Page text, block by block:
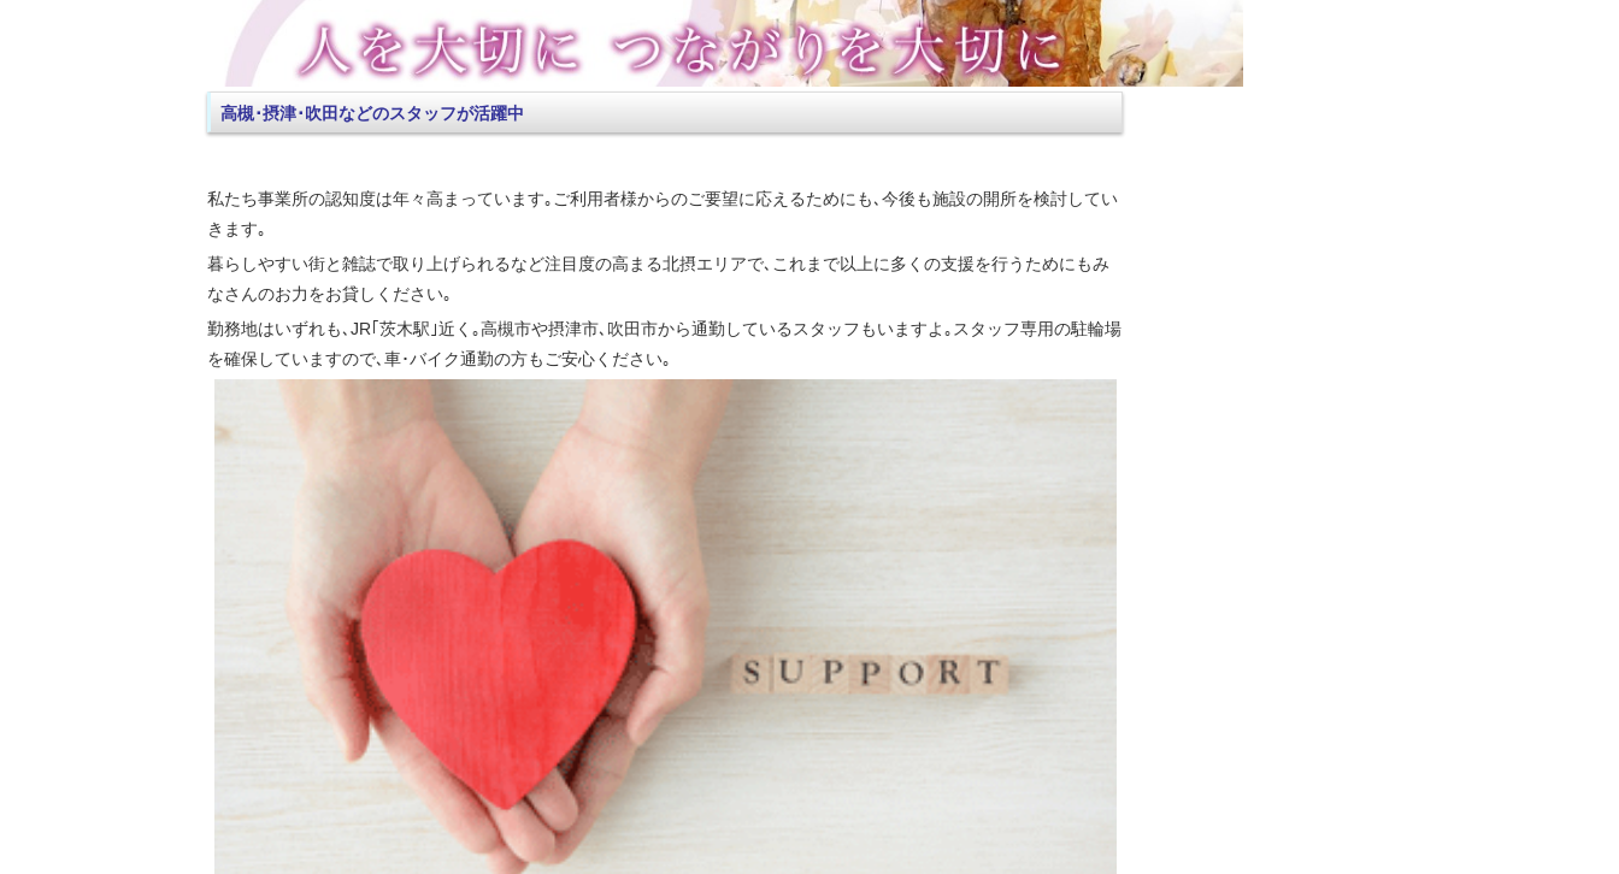
高槻･摂津･吹田などのスタッフが活躍中
私たち事業所の認知度は年々高まっています｡ご利用者様からのご要望に応えるためにも､今後も施設の開所を検討してい
きます｡
暮らしやすい街と雑誌で取り上げられるなど注目度の高まる北摂エリアで､これまで以上に多くの支援を行うためにもみ
なさんのお力をお貸しください｡
勤務地はいずれも､JR｢茨木駅｣近く｡高槻市や摂津市､吹田市から通勤しているスタッフもいますよ｡スタッフ専用の駐輪場
を確保していますので､車･バイク通勤の方もご安心ください｡